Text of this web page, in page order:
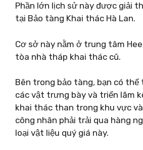
Phần lớn lịch sử này được giải
tại Bảo tàng Khai thác Hà Lan.
Cơ sở này nằm ở trung tâm
tòa nhà tháp khai thác cũ.
Bên trong bảo tàng, bạn có
các vật trưng bày và triển lãm
khai thác than trong khu vực
công nhân phải trải qua hàng
loại vật liệu quý giá này.